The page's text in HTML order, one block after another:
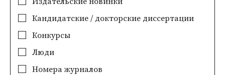
Кандидатские / докторские диссертации
Конкурсы
Люди
Номера журналов